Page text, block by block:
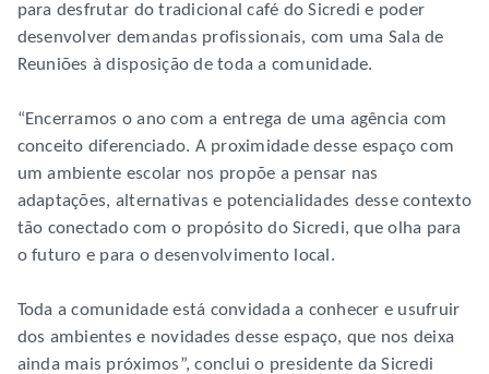
para desfrutar do tradicional café do Sicredi e poder
desenvolver demandas profissionais, com uma Sala de
Reuniões à disposição de toda a comunidade.
“Encerramos o ano com a entrega de uma agência com
conceito diferenciado. A proximidade desse espaço com
um ambiente escolar nos propõe a pensar nas
adaptações, alternativas e potencialidades desse contexto
tão conectado com o propósito do Sicredi, que olha para
o futuro e para o desenvolvimento local.
Toda a comunidade está convidada a conhecer e usufruir
dos ambientes e novidades desse espaço, que nos deixa
ainda mais próximos”, conclui o presidente da Sicredi